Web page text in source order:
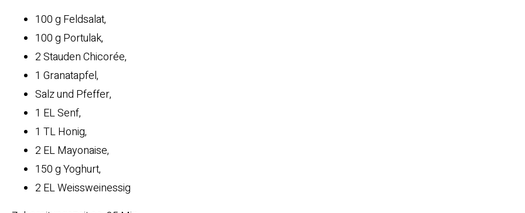
100 g Feldsalat,
100 g Portulak,
2 Stauden Chicorée,
1 Granatapfel,
Salz und Pfeffer,
1 EL Senf,
1 TL Honig,
2 EL Mayonaise,
150 g Yoghurt,
2 EL Weissweinessig